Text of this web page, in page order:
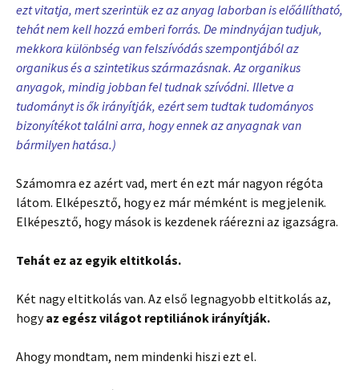
ezt vitatja, mert szerintük ez az anyag laborban is előállítható,
tehát nem kell hozzá emberi forrás. De mindnyájan tudjuk,
mekkora különbség van felszívódás szempontjából az
organikus és a szintetikus származásnak. Az organikus
anyagok, mindig jobban fel tudnak szívódni. Illetve a
tudományt is ők irányítják, ezért sem tudtak tudományos
bizonyítékot találni arra, hogy ennek az anyagnak van
bármilyen hatása.)
Számomra ez azért vad, mert én ezt már nagyon régóta
látom. Elképesztő, hogy ez már mémként is megjelenik.
Elképesztő, hogy mások is kezdenek ráérezni az igazságra.
Tehát ez az egyik eltitkolás.
Két nagy eltitkolás van. Az első legnagyobb eltitkolás az,
hogyaz egész világot reptiliánok irányítják.
Ahogy mondtam, nem mindenki hiszi ezt el.